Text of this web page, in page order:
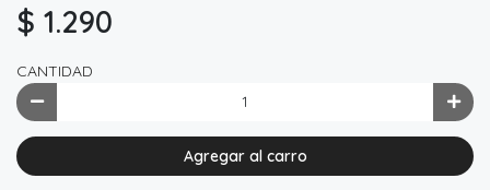
$ 1.290
CANTIDAD
Agregar al carro